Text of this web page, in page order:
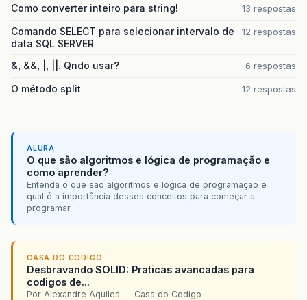
Como converter inteiro para string! 13 respostas
Comando SELECT para selecionar intervalo de
data SQL SERVER
12 respostas
&, &&, |, ||. Qndo usar? 6 respostas
O método split 12 respostas
ALURA
O que são algoritmos e lógica de programação e
como aprender?
Entenda o que são algoritmos e lógica de programação e
qual é a importância desses conceitos para começar a
programar
CASA DO CODIGO
Desbravando SOLID: Praticas avancadas para
codigos de...
Por Alexandre Aquiles — Casa do Codigo